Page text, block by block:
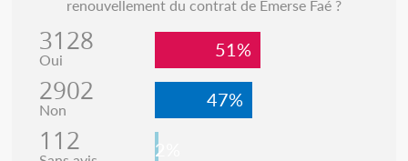
renouvellement du contrat de Emerse Faé ?
3128
Oui 51%
2902
Non 47%
112 2%